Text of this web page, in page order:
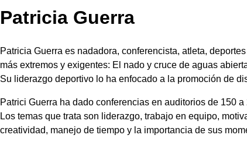
Patricia Guerra
Patricia Guerra es nadadora, conferencista, atleta,
más extremos y exigentes: El nado y cruce de aguas
Su liderazgo deportivo lo ha enfocado a la promoción de
Patrici Guerra ha dado conferencias en auditorios de 150
Los temas que trata son liderazgo, trabajo en equipo,
creatividad, manejo de tiempo y la importancia de sus